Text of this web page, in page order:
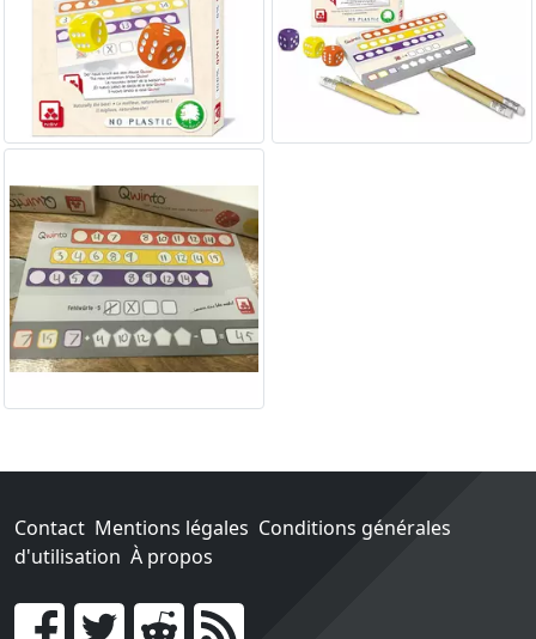
Contact Mentions légales Conditions générales
d'utilisation À propos